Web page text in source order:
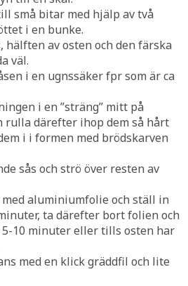
små bitar med hjälp av två
i en bunke.
av osten och den färska
väl.
i en ugnssäker fpr som är ca
i en ”sträng” mitt på
rulla därefter ihop dem så hårt
i i formen med brödskarven
sås och strö över resten av
med aluminiumfolie och ställ in
ta därefter bort folien och
10 minuter eller tills osten har
med en klick gräddfil och lite